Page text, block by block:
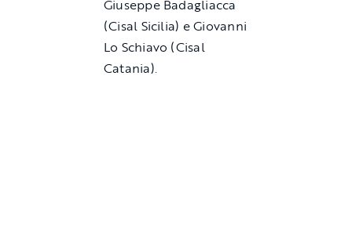
Giuseppe Badagliacca
(Cisal Sicilia) e Giovanni
Lo Schiavo (Cisal
Catania).